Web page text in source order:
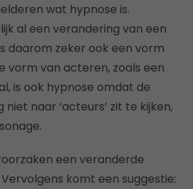
wat hypnose is.
al een verandering van een
daarom zeker ook een vorm
vorm van acteren, zoals een
is ook hypnose omdat de
niet naar ‘acteurs’ zit te kijken,
een veranderde
komt een suggestie: